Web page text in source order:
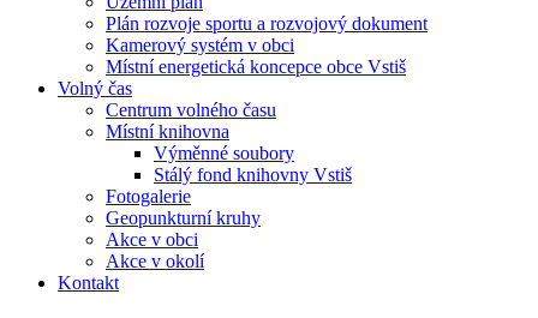
Plán rozvoje sportu a rozvojový dokument
Kamerový systém v obci
Místní energetická koncepce obce Vstiš
Volný čas
Centrum volného času
Místní knihovna
Výměnné soubory
Stálý fond knihovny Vstiš
Fotogalerie
Geopunkturní kruhy
Akce v obci
Akce v okolí
Kontakt